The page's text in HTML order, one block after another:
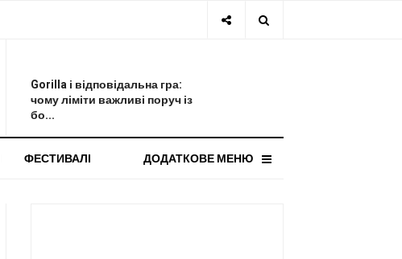
Gorilla і відповідальна гра:
чому ліміти важливі поруч із
бо...
ДОДАТКОВЕ МЕНЮ
ФЕСТИВАЛІ